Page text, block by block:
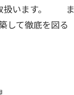
取扱います。 ま
して徹底を図る